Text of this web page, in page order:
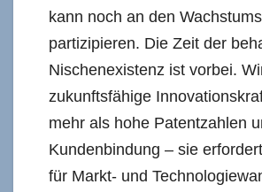
kann noch an den
partizipieren. Die Zeit der
Nischenexistenz ist vorbei.
zukunftsfähige
mehr als hohe Patentzahlen
Kundenbindung – sie
für Markt- und